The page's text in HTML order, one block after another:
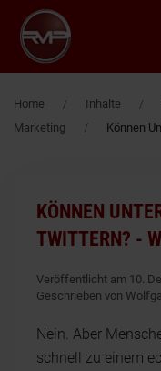
Zum Hauptinhalt
Home Inhalte
Marketing
Können
KÖNNEN
TWITTERN? -
Veröffentlicht am 10.
Geschrieben von
Nein. Aber
schnell zu einem